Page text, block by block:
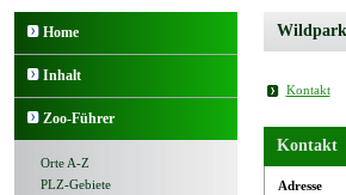
Home
Inhalt
Zoo-Führer
Orte A-Z
PLZ-Gebiete
Kontakt
Kontakt
Adresse